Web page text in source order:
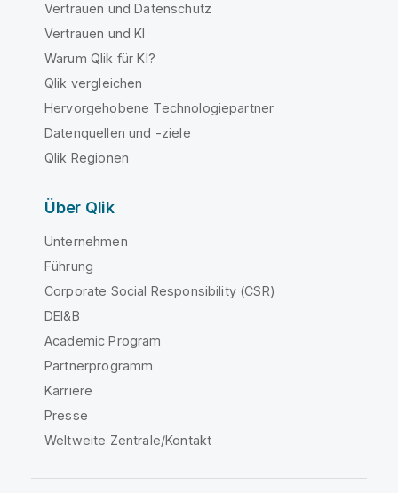
Vertrauen und Datenschutz
Vertrauen und KI
Warum Qlik für KI?
Qlik vergleichen
Hervorgehobene Technologiepartner
Datenquellen und -ziele
Qlik Regionen
Über Qlik
Unternehmen
Führung
Corporate Social Responsibility (CSR)
DEI&B
Academic Program
Partnerprogramm
Karriere
Presse
Weltweite Zentrale/Kontakt